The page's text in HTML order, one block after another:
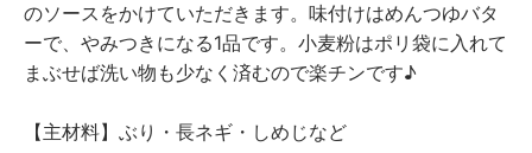
のソースをかけていただきます。味付けはめんつゆバタ
ーで、やみつきになる1品です。小麦粉はポリ袋に入れて
まぶせば洗い物も少なく済むので楽チンです♪
【主材料】ぶり・長ネギ・しめじなど